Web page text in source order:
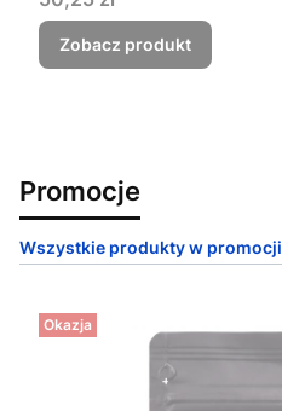
Zobacz produkt
Promocje
Wszystkie produkty w promocji
Okazja